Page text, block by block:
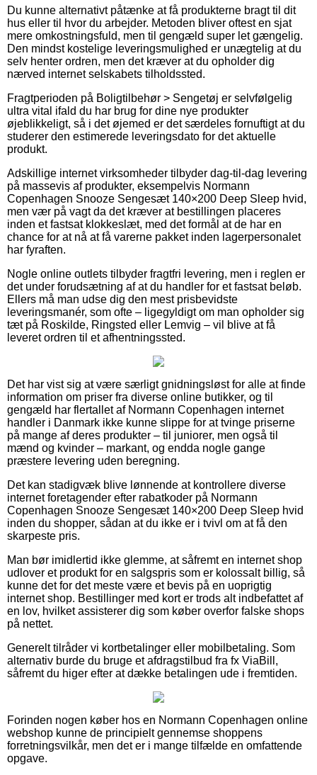
Du kunne alternativt påtænke at få produkterne bragt til dit
hus eller til hvor du arbejder. Metoden bliver oftest en sjat
mere omkostningsfuld, men til gengæld super let gængelig.
Den mindst kostelige leveringsmulighed er unægtelig at du
selv henter ordren, men det kræver at du opholder dig
nærved internet selskabets tilholdssted.
Fragtperioden på Boligtilbehør > Sengetøj er selvfølgelig
ultra vital ifald du har brug for dine nye produkter
øjeblikkeligt, så i det øjemed er det særdeles fornuftigt at du
studerer den estimerede leveringsdato for det aktuelle
produkt.
Adskillige internet virksomheder tilbyder dag-til-dag levering
på massevis af produkter, eksempelvis Normann
Copenhagen Snooze Sengesæt 140×200 Deep Sleep hvid,
men vær på vagt da det kræver at bestillingen placeres
inden et fastsat klokkeslæt, med det formål at de har en
chance for at nå at få varerne pakket inden lagerpersonalet
har fyraften.
Nogle online outlets tilbyder fragtfri levering, men i reglen er
det under forudsætning af at du handler for et fastsat beløb.
Ellers må man udse dig den mest prisbevidste
leveringsmanér, som ofte – ligegyldigt om man opholder sig
tæt på Roskilde, Ringsted eller Lemvig – vil blive at få
leveret ordren til et afhentningssted.
Det har vist sig at være særligt gnidningsløst for alle at finde
information om priser fra diverse online butikker, og til
gengæld har flertallet af Normann Copenhagen internet
handler i Danmark ikke kunne slippe for at tvinge priserne
på mange af deres produkter – til juniorer, men også til
mænd og kvinder – markant, og endda nogle gange
præstere levering uden beregning.
Det kan stadigvæk blive lønnende at kontrollere diverse
internet foretagender efter rabatkoder på Normann
Copenhagen Snooze Sengesæt 140×200 Deep Sleep hvid
inden du shopper, sådan at du ikke er i tvivl om at få den
skarpeste pris.
Man bør imidlertid ikke glemme, at såfremt en internet shop
udlover et produkt for en salgspris som er kolossalt billig, så
kunne det for det meste være et bevis på en uoprigtig
internet shop. Bestillinger med kort er trods alt indbefattet af
en lov, hvilket assisterer dig som køber overfor falske shops
på nettet.
Generelt tilråder vi kortbetalinger eller mobilbetaling. Som
alternativ burde du bruge et afdragstilbud fra fx ViaBill,
såfremt du higer efter at dække betalingen ude i fremtiden.
Forinden nogen køber hos en Normann Copenhagen online
webshop kunne de principielt gennemse shoppens
forretningsvilkår, men det er i mange tilfælde en omfattende
opgave.